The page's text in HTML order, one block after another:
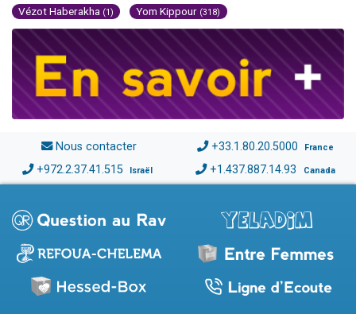
Vézot Haberakha (1) Yom Kippour (318)
Nous contacter +33.1.80.20.5000 France
+972.2.37.41.515 Israël +1.437.887.14.93 Canada